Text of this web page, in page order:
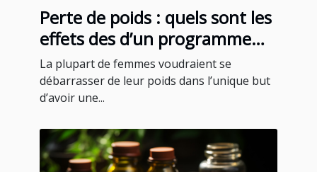
Perte de poids : quels sont les
effets des d’un programme
minceur pour femmes ?
La plupart de femmes voudraient se
débarrasser de leur poids dans l’unique but
d’avoir une...